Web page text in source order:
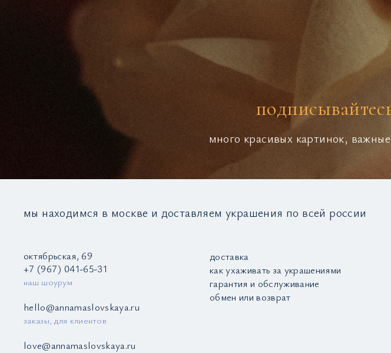
много красивых картинок,
мы находимся в москве и доставляем украшения по всей россии
октябрьская, 69
+7 (967) 041-65-31
наш шоурум
hello@annamaslovskaya.ru
заказы, для клиентов
love@annamaslovskaya.ru
доставка
как ухаживать за украшениями
гарантия и обслуживание
обмен или возврат